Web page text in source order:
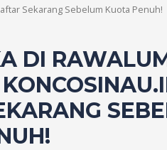
Sekarang Sebelum Kuota Penuh!
DI